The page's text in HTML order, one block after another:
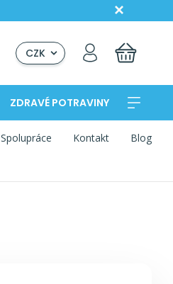
CZK
ZDRAVÉ POTRAVINY
Spolupráce Kontakt Blog